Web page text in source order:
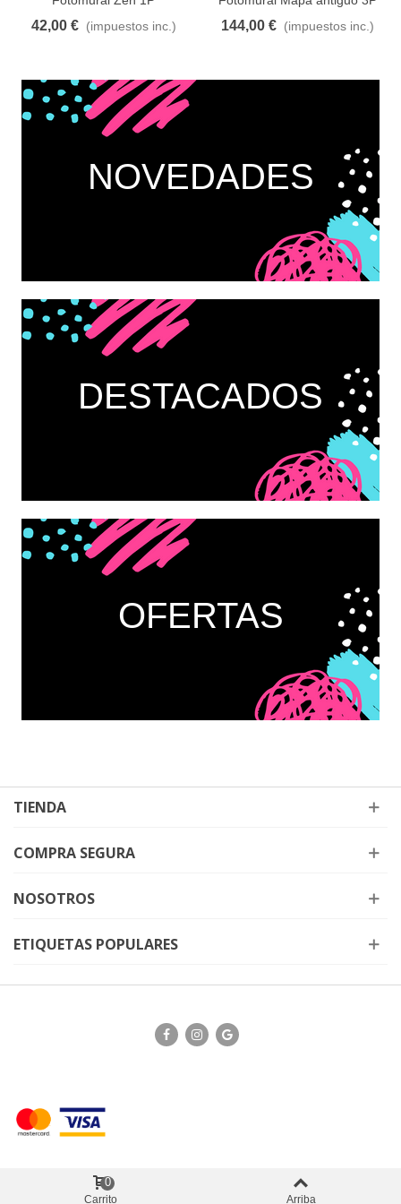
42,00 € (impuestos inc.) 144,00 € (impuestos inc.)
NOVEDADES
DESTACADOS
OFERTAS
TIENDA
COMPRA SEGURA
NOSOTROS
ETIQUETAS POPULARES
Carrito
0
Arriba